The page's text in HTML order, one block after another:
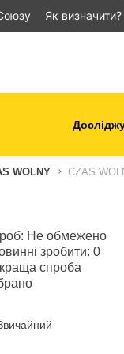
Як визначити?
виробництво і
і
WOLNY CZAS
Не обмежено
зробити: 0
спроба